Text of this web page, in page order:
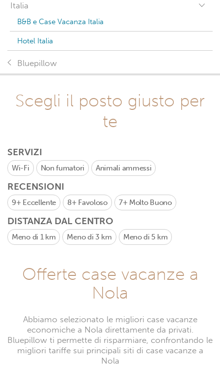
Italia
B&B e Case Vacanza Italia
Hotel Italia
Bluepillow
Scegli il posto giusto per
te
SERVIZI
Wi-Fi Non fumatori Animali ammessi
RECENSIONI
9+ Eccellente 8+ Favoloso 7+ Molto Buono
DISTANZA DAL CENTRO
Meno di 1 km Meno di 3 km Meno di 5 km
Offerte case vacanze a
Nola
Abbiamo selezionato le migliori case vacanze
economiche a Nola direttamente da privati.
Bluepillow ti permette di risparmiare, confrontando le
migliori tariffe sui principali siti di case vacanze a
Nola